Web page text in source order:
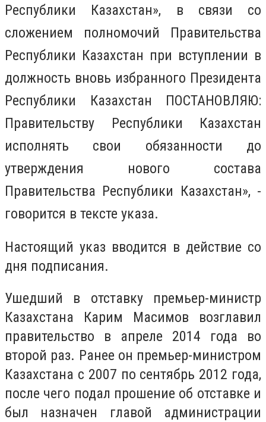
Республики Казахстан», в связи со
сложением полномочий Правительства
Республики Казахстан при вступлении в
должность вновь избранного Президента
Республики Казахстан ПОСТАНОВЛЯЮ:
Правительству Республики Казахстан
исполнять свои обязанности до
утверждения нового состава
Правительства Республики Казахстан», -
говорится в тексте указа.
Настоящий указ вводится в действие со
дня подписания.
Ушедший в отставку премьер-министр
Казахстана Карим Масимов возглавил
правительство в апреле 2014 года во
второй раз. Ранее он премьер-министром
Казахстана с 2007 по сентябрь 2012 года,
после чего подал прошение об отставке и
был назначен главой администрации